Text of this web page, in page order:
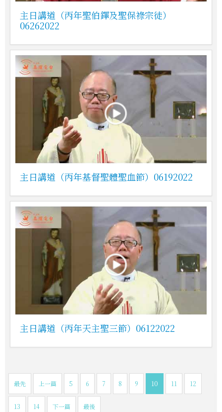
主日講道（丙年聖伯鐸及聖保祿宗徒）
06262022
主日講道（丙年基督聖體聖血節）06192022
主日講道（丙年天主聖三節）06122022
最先 上一篇 5 6 7 8 9 10 11 12
13 14 下一篇 最後